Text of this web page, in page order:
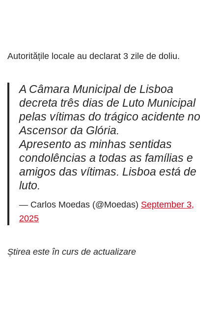
Autoritățile locale au declarat 3 zile de doliu.
A Câmara Municipal de Lisboa
decreta três dias de Luto Municipal
pelas vítimas do trágico acidente no
Ascensor da Glória.
Apresento as minhas sentidas
condolências a todas as famílias e
amigos das vítimas. Lisboa está de
luto.
— Carlos Moedas (@Moedas) September 3,
2025
Știrea este în curs de actualizare